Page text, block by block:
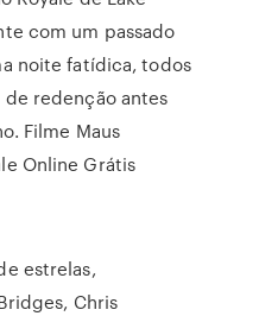
com um passado
noite fatídica, todos
redenção antes
Filme Maus
Online Grátis
estrelas,
Chris